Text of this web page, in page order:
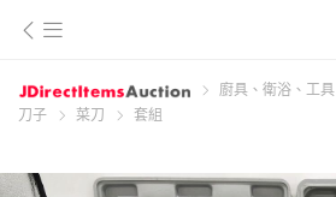
廚具、衛浴、工具
刀子
菜刀 套組